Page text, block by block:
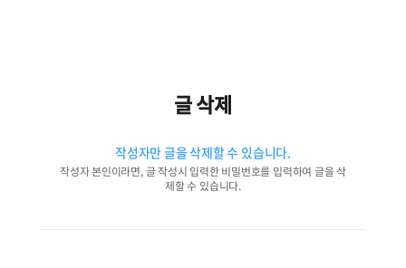
글 삭제
작성자만 글을 삭제할 수 있습니다.
작성자 본인이라면, 글 작성시 입력한 비밀번호를 입력하여 글을 삭
제할 수 있습니다.